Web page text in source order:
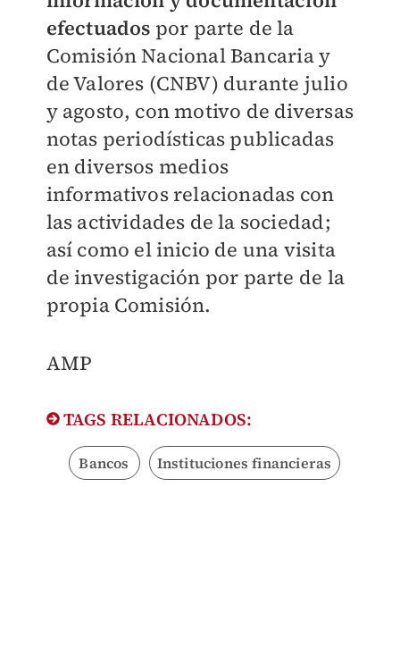
efectuados por parte de la
Comisión Nacional Bancaria y
de Valores (CNBV) durante julio
y agosto, con motivo de diversas
notas periodísticas publicadas
en diversos medios
informativos relacionadas con
las actividades de la sociedad;
así como el inicio de una visita
de investigación por parte de la
propia Comisión.
AMP
TAGS RELACIONADOS:
Bancos Instituciones financieras